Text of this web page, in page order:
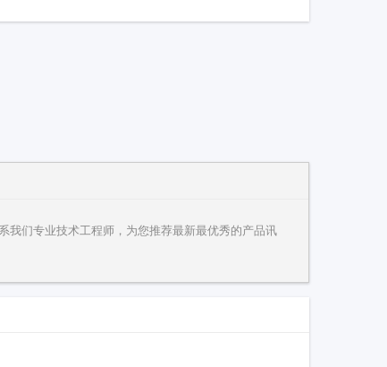
我们专业技术工程师，为您推荐最新最优秀的产品讯